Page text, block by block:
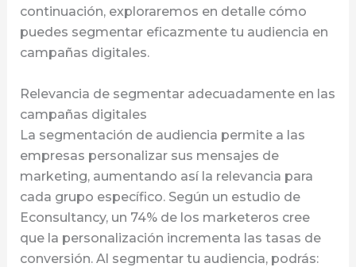
continuación, exploraremos en detalle cómo
puedes segmentar eficazmente tu audiencia en
campañas digitales.
Relevancia de segmentar adecuadamente en las
campañas digitales
La segmentación de audiencia permite a las
empresas personalizar sus mensajes de
marketing, aumentando así la relevancia para
cada grupo específico. Según un estudio de
Econsultancy, un 74% de los marketeros cree
que la personalización incrementa las tasas de
conversión. Al segmentar tu audiencia, podrás: